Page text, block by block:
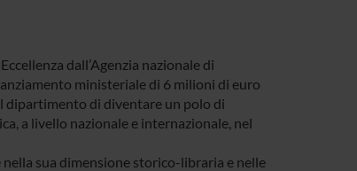
dall’Agenzia nazionale di
ministeriale di 6 milioni di euro
dipartimento di diventare un polo di
a livello nazionale e internazionale, nel
sua dimensione storico-libraria e nelle